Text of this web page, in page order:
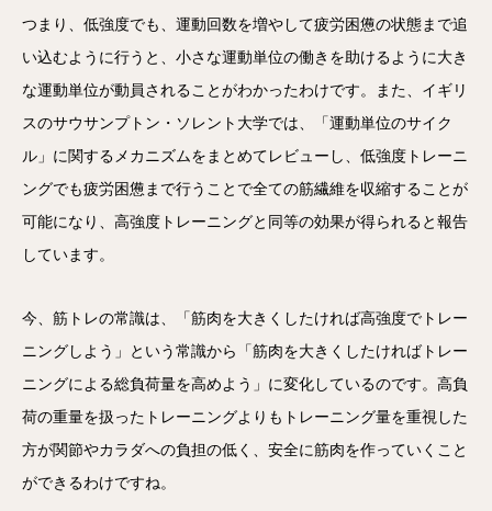
つまり、低強度でも、運動回数を増やして疲労困憊の状態まで追
い込むように行うと、小さな運動単位の働きを助けるように大き
な運動単位が動員されることがわかったわけです。また、イギリ
スのサウサンプトン・ソレント大学では、「運動単位のサイク
ル」に関するメカニズムをまとめてレビューし、低強度トレーニ
ングでも疲労困憊まで行うことで全ての筋繊維を収縮することが
可能になり、高強度トレーニングと同等の効果が得られると報告
しています。
今、筋トレの常識は、「筋肉を大きくしたければ高強度でトレー
ニングしよう」という常識から「筋肉を大きくしたければトレー
ニングによる総負荷量を高めよう」に変化しているのです。高負
荷の重量を扱ったトレーニングよりもトレーニング量を重視した
方が関節やカラダへの負担の低く、安全に筋肉を作っていくこと
ができるわけですね。